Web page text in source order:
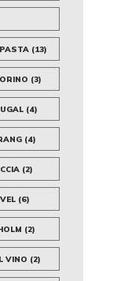
PASTA(13)
(3)
(4)
(4)
(2)
(6)
(2)
VINO (2)